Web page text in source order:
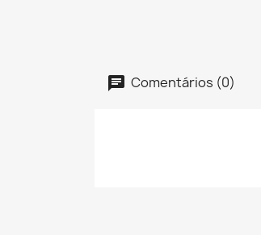
Comentários (0)